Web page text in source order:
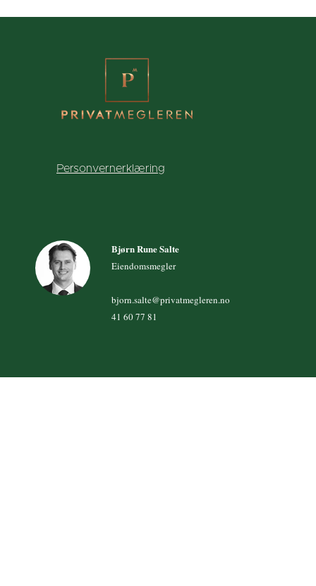
Personvernerklæring
Bjørn Rune Salte
Eiendomsmegler
bjorn.salte@privatmegleren.no
41 60 77 81